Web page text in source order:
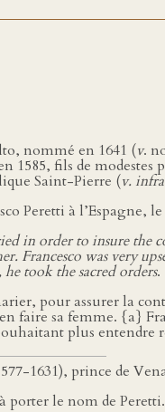
nommé en 1641 (v.
1585, fils de
Saint-Pierre (v. infra
Peretti à l’Espagne, le
in order to insure the
Francesco was very
took the sacred orders.
pour assurer la
faire sa femme. {a}
plus entendre
1631), prince de
porter le nom de Peretti.